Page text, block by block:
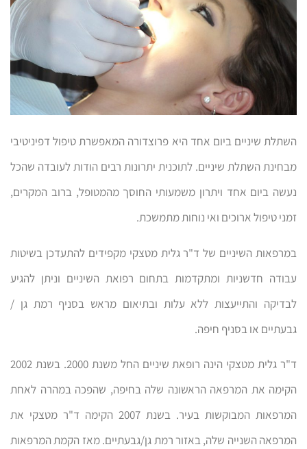
השתלת שיניים ביום אחד היא פרוצדורה המאפשרת טיפול דפיניטיבי
מבחינת השתלת שיניים. לתוכנית יתרונות רבים הודות לעובדה שהכל
נעשה ביום אחד ויתרון משמעותי החוסך מהמטופל, ברוב המקרים,
זמני טיפול ארוכים ואי נוחות מתמשכת.
במרפאות השיניים של ד"ר גלית מטצקי מקפידים להתעדכן בשיטות
עבודה חדשניות ומתקדמות בתחום רפואת השיניים וניתן להגיע
לבדיקה והתייעצות ללא עלות ובתיאום מראש בסניף רמת גן /
גבעתיים או בסניף חיפה.
ד"ר גלית מטצקי הינה רופאת שיניים החל משנת 2000. בשנת 2002
הקימה את המרפאה הראשונה שלה בחיפה, שהפכה במהרה לאחת
המרפאות המבוקשות בעיר. בשנת 2007 הקימה ד"ר מטצקי את
המרפאה השנייה שלה, באזור רמת גן/גבעתיים. מאז הקמת המרפאות